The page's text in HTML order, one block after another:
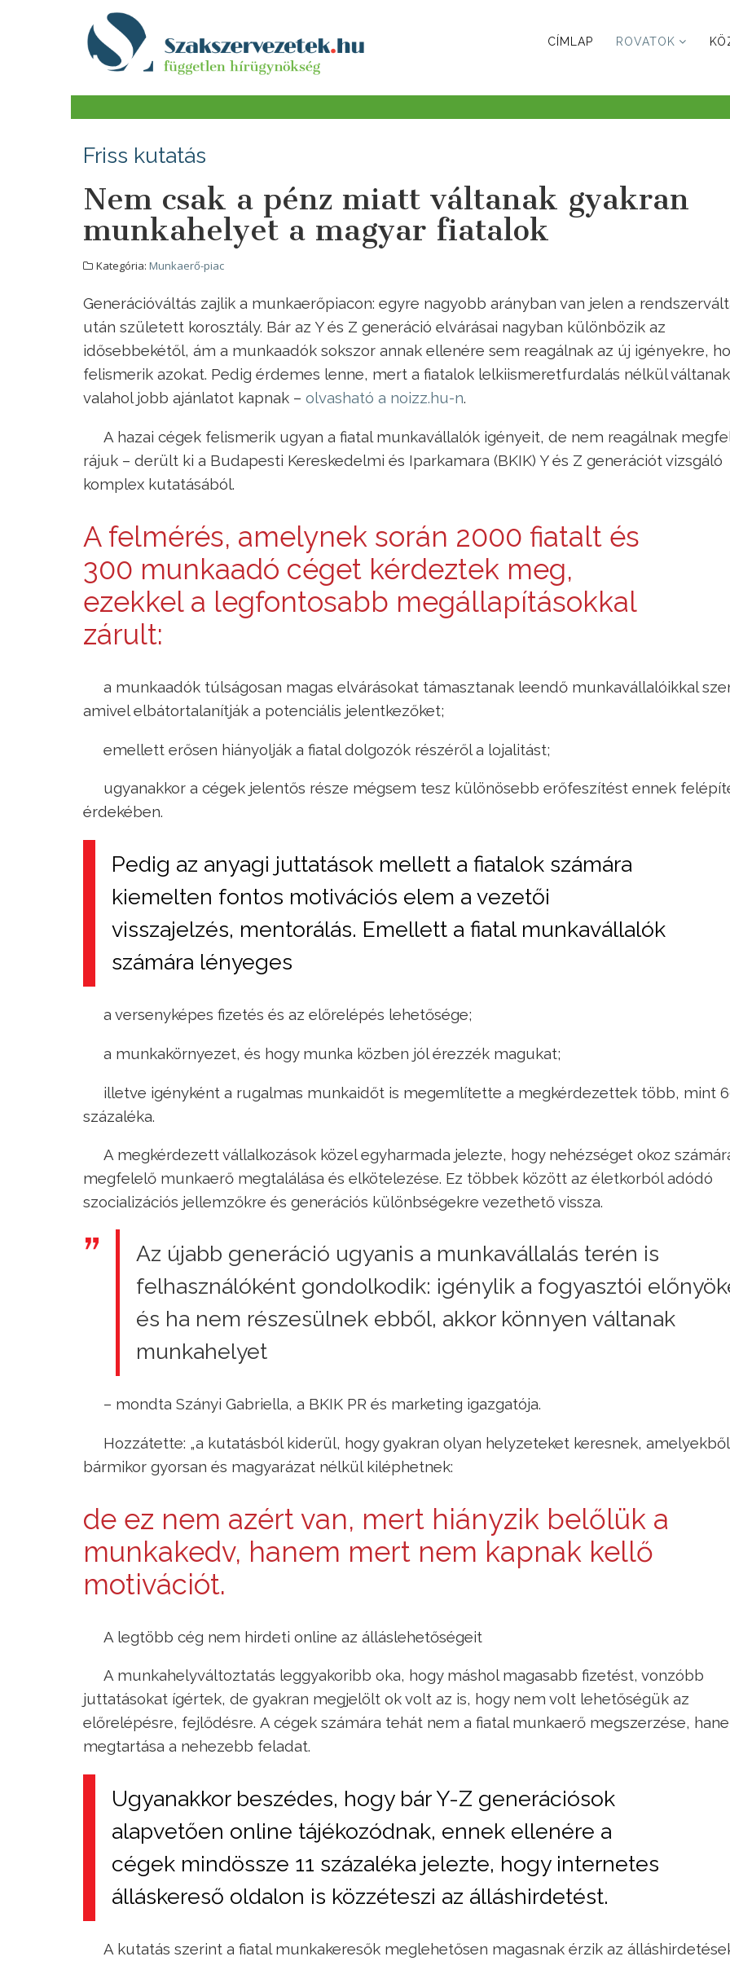
CÍMLAP ROVATOK
Friss kutatás
Nem csak a pénz miatt váltanak gyakran
munkahelyet a magyar fiatalok
Kategória: Munkaerő-piac
Generációváltás zajlik a munkaerőpiacon: egyre nagyobb arányban van jelen a
után született korosztály. Bár az Y és Z generáció elvárásai nagyban különbözik az
idősebbekétől, ám a munkaadók sokszor annak ellenére sem reagálnak az új igényekre,
felismerik azokat. Pedig érdemes lenne, mert a fiatalok lelkiismeretfurdalás nélkül
valahol jobb ajánlatot kapnak – olvasható a noizz.hu-n.
A hazai cégek felismerik ugyan a fiatal munkavállalók igényeit, de nem reagálnak
rájuk – derült ki a Budapesti Kereskedelmi és Iparkamara (BKIK) Y és Z generációt vizsgáló
komplex kutatásából.
A felmérés, amelynek során 2000 fiatalt és
300 munkaadó céget kérdeztek meg,
ezekkel a legfontosabb megállapításokkal
zárult:
a munkaadók túlságosan magas elvárásokat támasztanak leendő munkavállalóikkal
amivel elbátortalanítják a potenciális jelentkezőket;
emellett erősen hiányolják a fiatal dolgozók részéről a lojalitást;
ugyanakkor a cégek jelentős része mégsem tesz különösebb erőfeszítést ennek
érdekében. ​
Pedig az anyagi juttatások mellett a fiatalok számára
kiemelten fontos motivációs elem a vezetői
visszajelzés, mentorálás. Emellett a fiatal munkavállalók
számára lényeges
a versenyképes fizetés és az előrelépés lehetősége;
a munkakörnyezet, és hogy munka közben jól érezzék magukat;
illetve igényként a rugalmas munkaidőt is megemlítette a megkérdezettek több, mint
százaléka.
A megkérdezett vállalkozások közel egyharmada jelezte, hogy nehézséget okoz
megfelelő munkaerő megtalálása és elkötelezése. Ez többek között az életkorból adódó
szocializációs jellemzőkre és generációs különbségekre vezethető vissza. ​
Az újabb generáció ugyanis a munkavállalás terén is
felhasználóként gondolkodik: igénylik a fogyasztói
és ha nem részesülnek ebből, akkor könnyen váltanak
munkahelyet
– mondta Szányi Gabriella, a BKIK PR és marketing igazgatója.
Hozzátette: „a kutatásból kiderül, hogy gyakran olyan helyzeteket keresnek, amelyekből
bármikor gyorsan és magyarázat nélkül kiléphetnek:
de ez nem azért van, mert hiányzik belőlük a
munkakedv, hanem mert nem kapnak kellő
motivációt.
A legtöbb cég nem hirdeti online az álláslehetőségeit
A munkahelyváltoztatás leggyakoribb oka, hogy máshol magasabb fizetést, vonzóbb
juttatásokat ígértek, de gyakran megjelölt ok volt az is, hogy nem volt lehetőségük az
előrelépésre, fejlődésre. A cégek számára tehát nem a fiatal munkaerő megszerzése,
megtartása a nehezebb feladat.
Ugyanakkor beszédes, hogy bár Y-Z generációsok
alapvetően online tájékozódnak, ennek ellenére a
cégek mindössze 11 százaléka jelezte, hogy internetes
álláskereső oldalon is közzéteszi az álláshirdetést.
A kutatás szerint a fiatal munkakeresők meglehetősen magasnak érzik az